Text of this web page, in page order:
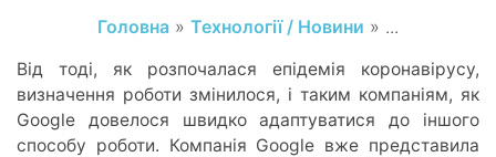
Головна » Технології / Новини » ...
Від тоді, як розпочалася епідемія коронавірусу,
визначення роботи змінилося, і таким компаніям, як
Google довелося швидко адаптуватися до іншого
способу роботи. Компанія Google вже представила